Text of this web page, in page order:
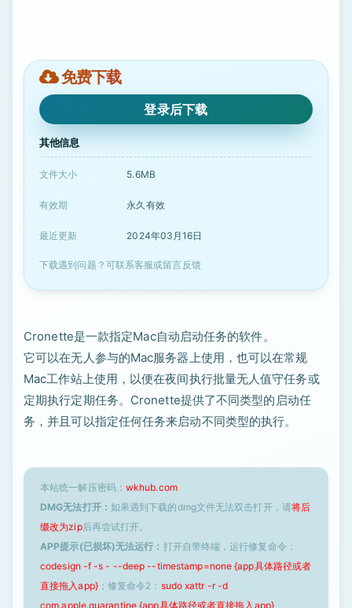
免费下载
登录后下载
其他信息
文件大小 5.6MB
有效期 永久有效
最近更新 2024年03月16日
下载遇到问题？可联系客服或留言反馈
Cronette是一款指定Mac自动启动任务的软件。
它可以在无人参与的Mac服务器上使用，也可以在常规
Mac工作站上使用，以便在夜间执行批量无人值守任务或
定期执行定期任务。Cronette提供了不同类型的启动任
务，并且可以指定任何任务来启动不同类型的执行。
本站统一解压密码： wkhub.com
DMG无法打开： 如果遇到下载的dmg文件无法双击打开，请将后
缀改为zip后再尝试打开。
APP提示(已损坏)无法运行： 打开自带终端，运行修复命令：
codesign -f -s - --deep --timestamp=none {app具体路径或者
直接拖入app}；修复命令2： sudo xattr -r -d
com.apple.quarantine {app具体路径或者直接拖入app}